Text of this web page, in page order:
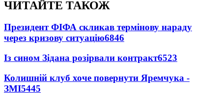
ЧИТАЙТЕ ТАКОЖ
Президент ФІФА скликав термінову нараду
через кризову ситуацію6846
Із сином Зідана розірвали контракт6523
Колишній клуб хоче повернути Яремчука -
ЗМІ5445